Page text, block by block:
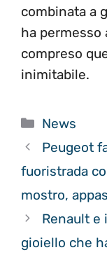
combinata a
ha permesso
compreso
inimitabile.
Categorie
News
Peugeot
fuoristrada
mostro,
Renault e
gioiello che